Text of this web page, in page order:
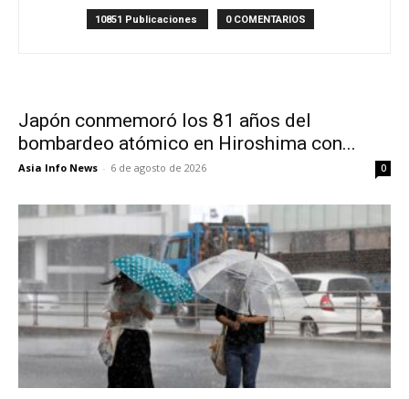
10851 Publicaciones 0 COMENTARIOS
Japón conmemoró los 81 años del
bombardeo atómico en Hiroshima con...
Asia Info News - 6 de agosto de 2026 0